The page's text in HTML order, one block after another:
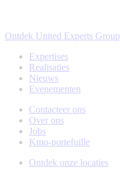
Ontdek United Experts Group
Expertises
Realisaties
Nieuws
Evenementen
Contacteer ons
Over ons
Jobs
Kmo-portefuille
Ontdek onze locaties